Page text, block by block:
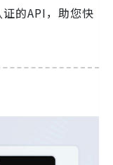
的API，助您快